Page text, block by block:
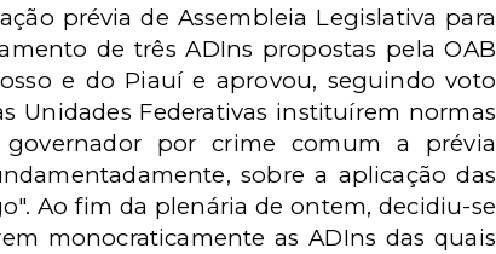
prévia de Assembleia Legislativa para
de três ADIns propostas pela OAB
e do Piauí e aprovou, seguindo voto
Unidades Federativas instituírem normas
por crime comum a prévia
sobre a aplicação das
Ao fim da plenária de ontem, decidiu-se
monocraticamente as ADIns das quais